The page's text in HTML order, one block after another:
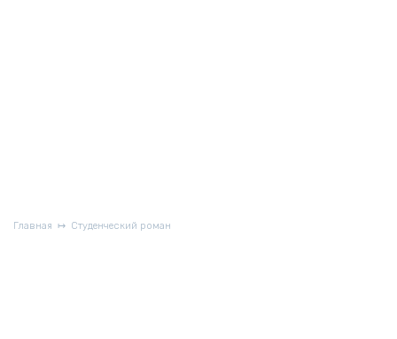
Главная Студенческий роман